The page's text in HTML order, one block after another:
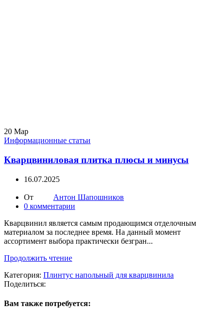
20 Мар
Информационные статьи
Кварцвиниловая плитка плюсы и минусы
16.07.2025
От
Антон Шапошников
0 комментарии
Кварцвинил является самым продающимся отделочным
материалом за последнее время. На данный момент
ассортимент выбора практически безгран...
Продолжить чтение
Категория: Плинтус напольный для кварцвинила
Поделиться:
Вам также потребуется: